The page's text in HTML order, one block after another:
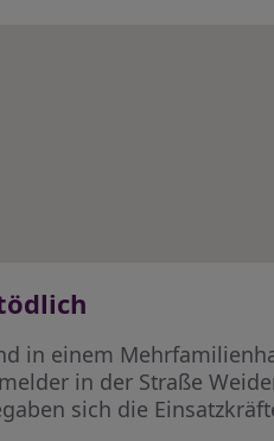
in einem
in der Straße
sich die